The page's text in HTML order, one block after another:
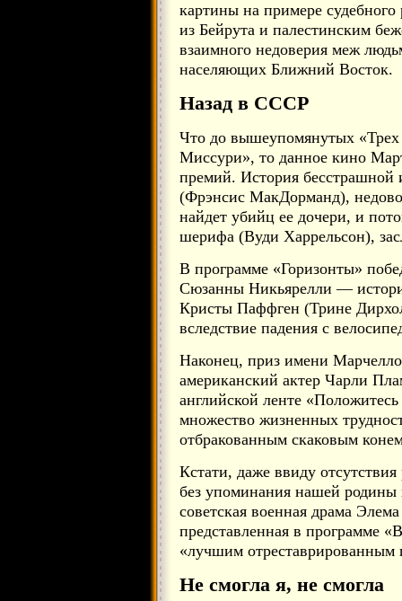
картины на примере
из Бейрута и палестинским
взаимного недоверия меж
населяющих Ближний Восток.
Назад в СССР
Что до вышеупомянутых
Миссури», то данное кино
премий. История
(Фрэнсис МакДорманд),
найдет убийц ее дочери, и
шерифа (Вуди Харрельсон),
В программе «Горизонты»
Сюзанны Никьярелли —
Кристы Паффген (Трине
вследствие падения с
Наконец, приз имени
американский актер Чарли
английской ленте
множество жизненных
отбракованным скаковым
Кстати, даже ввиду
без упоминания нашей
советская военная драма
представленная в программе
«лучшим отреставрированным
Не смогла я, не смогла